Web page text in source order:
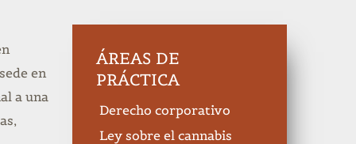
en
a una
ÁREAS DE
PRÁCTICA
Derecho corporativo
Ley sobre el cannabis